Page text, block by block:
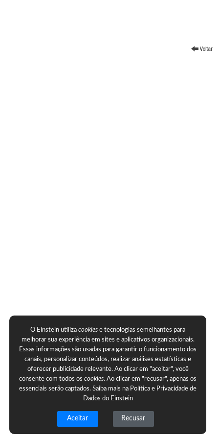
O Einstein utilizacookies e tecnologias semelhantes para
melhorar sua experiência em sites e aplicativos organizacionais.
Essas informações são usadas para garantir o funcionamento dos
canais, personalizar conteúdos, realizar análises estatísticas e
oferecer publicidade relevante. Ao clicar em "aceitar", você
consente com todos oscookies. Ao clicar em "recusar", apenas os
essenciais serão captados. Saiba mais na Política e Privacidade de
Dados do Einstein
Aceitar Recusar